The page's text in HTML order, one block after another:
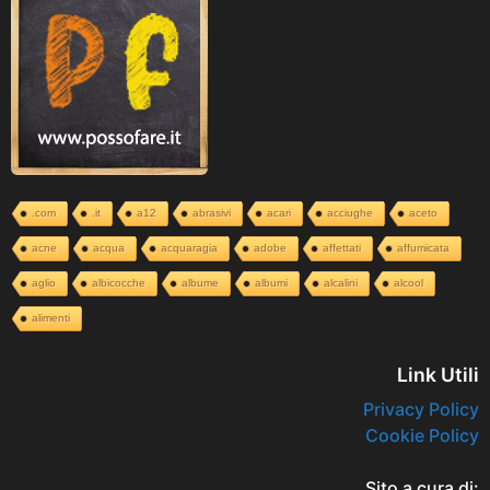
.com .it a12 abrasivi acari acciughe aceto
acne acqua acquaragia adobe affettati affumicata
aglio albicocche albume albumi alcalini alcool
alimenti
Link Utili
Privacy Policy
Cookie Policy